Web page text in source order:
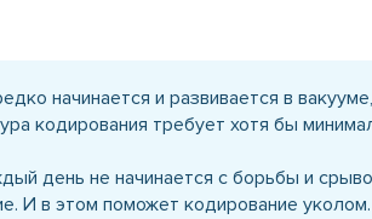
начинается и развивается в
кодирования требует хотя бы
день не начинается с борьбы и
И в этом поможет кодирование уколом.